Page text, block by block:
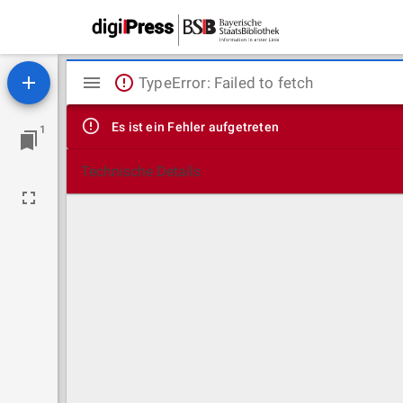
1
Mirador
Viewer
TypeError: Failed to fetch
Es ist ein Fehler aufgetreten
Technische Details